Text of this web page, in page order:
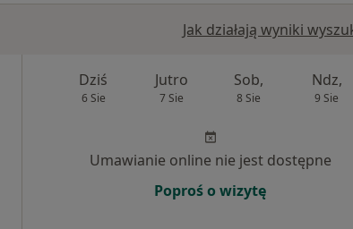
Jak działają wyniki
Dziś
6 Sie
Jutro
7 Sie
Sob,
8 Sie
Ndz,
9 Sie
Umawianie online nie jest dostępne
Poproś o wizytę